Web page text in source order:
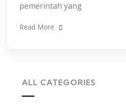
pemerintah yang
Read More
ALL CATEGORIES